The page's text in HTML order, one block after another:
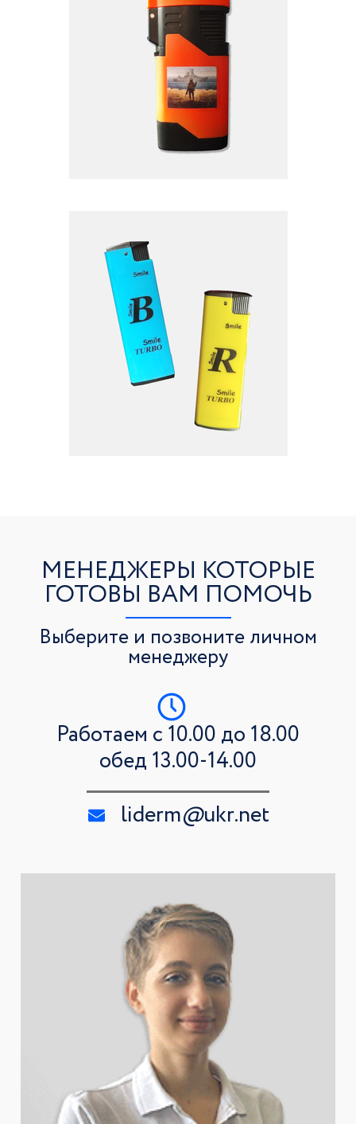
МЕНЕДЖЕРЫ КОТОРЫЕ
ГОТОВЫ ВАМ ПОМОЧЬ
Выберите и позвоните личном
менеджеру
Работаем с 10.00 до 18.00
обед 13.00-14.00
liderm@ukr.net